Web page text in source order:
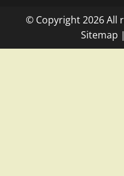
© Copyright2026All
Sitemap |